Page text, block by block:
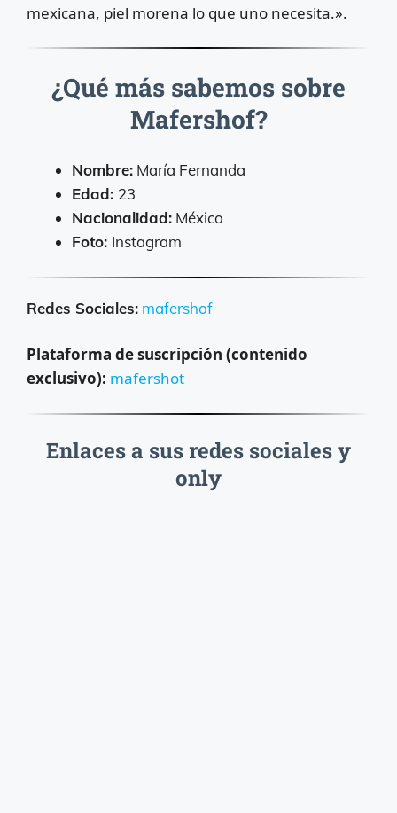
mexicana, piel morena lo que uno necesita.».
¿Qué más sabemos sobre
Mafershof?
Nombre: María Fernanda
Edad: 23
Nacionalidad: México
Foto: Instagram
Redes Sociales: mafershof
Plataforma de suscripción (contenido
exclusivo): mafershot
Enlaces a sus redes sociales y
only